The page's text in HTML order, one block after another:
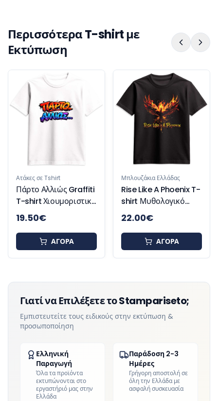
Περισσότερα T-shirt με
Εκτύπωση
σε Tshirt
Αλλιώς Graffiti
Χιουμοριστικό
ΑΓΟΡΑ
Μπλουζάκια Ελλάδας
Rise Like A Phoenix T-
shirt Μυθολογικό
Μπλουζάκι
Έμπνευσης και
Δύναμης
ΑΓΟΡΑ
Γιατί να Επιλέξετε το Stampariseto;
Εμπιστευτείτε τους ειδικούς στην εκτύπωση &
προσωποποίηση
Ελληνική
Παραγωγή
Όλα τα προϊόντα
εκτυπώνονται στο
εργαστήριό μας στην
Ελλάδα
Παράδοση 2-3
Ημέρες
Γρήγορη αποστολή σε
όλη την Ελλάδα με
ασφαλή συσκευασία